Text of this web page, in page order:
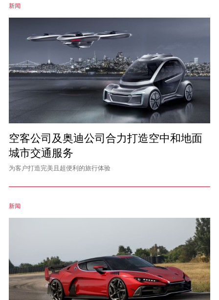
新闻
空客公司及奥迪公司合力打造空中和地面
城市交通服务
为客户打造完美且超便利的旅行体验
新闻